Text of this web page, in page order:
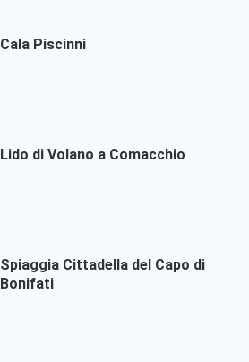
Cala Piscinnì
Lido di Volano a Comacchio
Spiaggia Cittadella del Capo di
Bonifati